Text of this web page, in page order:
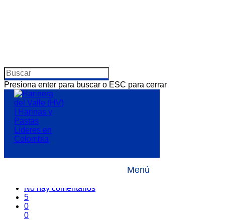
Presiona enter para buscar o ESC para cerrar
Menú
Cliente fiel: Escuela
Gastronómica de
Occidente
Noticias
No hay comentarios
5
0
0